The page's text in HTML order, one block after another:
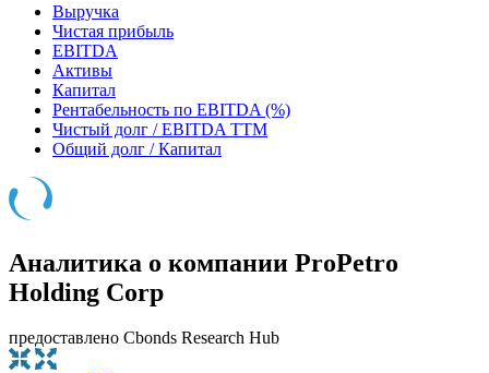
Выручка
Чистая прибыль
EBITDA
Активы
Капитал
Рентабельность по EBITDA (%)
Чистый долг / EBITDA TTM
Общий долг / Капитал
Аналитика о компании ProPetro
Holding Corp
предоставлено Cbonds Research Hub